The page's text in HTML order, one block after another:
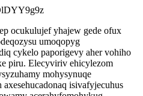
ocukulujef yhajew gede ofux
umoqopyg
cykelo paporigevy aher vohiho
piru. Elecyviriv ehicylezom
mohysynuqe
isivafyjecuhus